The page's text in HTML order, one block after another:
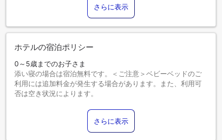
さらに表示
ホテルの宿泊ポリシー
0～5歳までのお子さま
添い寝の場合は宿泊無料です。＜ご注意＞ベビーベッドのご
利用には追加料金が発生する場合があります。また、利用可
否は空き状況によります。
添い寝の場合は宿泊無料です。
13歳以上のゲストは大人とみなされます。
エキストラベッドの追加可否は、お部屋タイプにより異なり
さらに表示